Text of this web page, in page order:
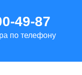
от 80 минут
49-87
по телефону